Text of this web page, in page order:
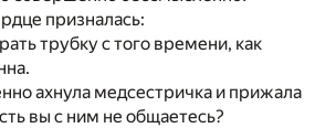
призналась:
трубку с того времени, как
ахнула медсестричка и прижала
вы с ним не общаетесь?